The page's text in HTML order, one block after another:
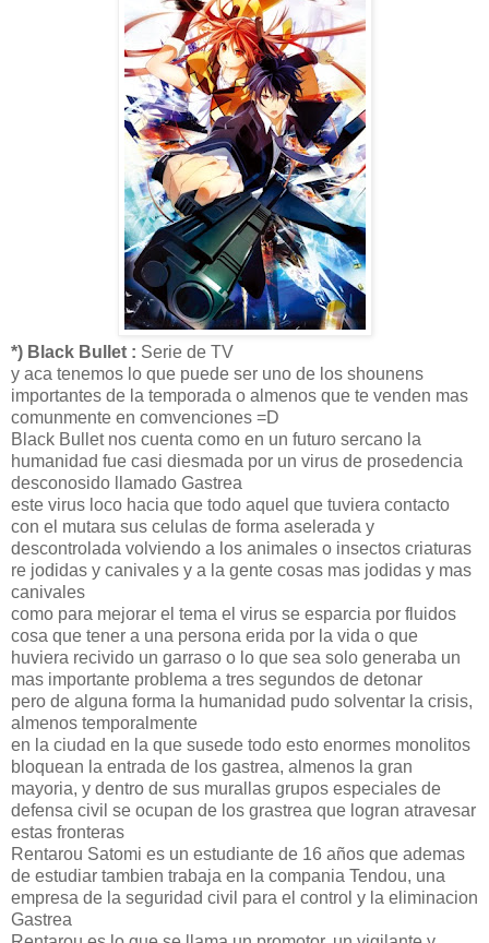
*) Black Bullet : Serie de TV
y aca tenemos lo que puede ser uno de los shounens
importantes de la temporada o almenos que te venden mas
comunmente en comvenciones =D
Black Bullet nos cuenta como en un futuro sercano la
humanidad fue casi diesmada por un virus de prosedencia
desconosido llamado Gastrea
este virus loco hacia que todo aquel que tuviera contacto
con el mutara sus celulas de forma aselerada y
descontrolada volviendo a los animales o insectos criaturas
re jodidas y canivales y a la gente cosas mas jodidas y mas
canivales
como para mejorar el tema el virus se esparcia por fluidos
cosa que tener a una persona erida por la vida o que
huviera recivido un garraso o lo que sea solo generaba un
mas importante problema a tres segundos de detonar
pero de alguna forma la humanidad pudo solventar la crisis,
almenos temporalmente
en la ciudad en la que susede todo esto enormes monolitos
bloquean la entrada de los gastrea, almenos la gran
mayoria, y dentro de sus murallas grupos especiales de
defensa civil se ocupan de los grastrea que logran atravesar
estas fronteras
Rentarou Satomi es un estudiante de 16 años que ademas
de estudiar tambien trabaja en la compania Tendou, una
empresa de la seguridad civil para el control y la eliminacion
Gastrea